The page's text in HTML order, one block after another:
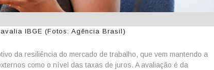
IBGE (Fotos: Agência Brasil)
da resiliência do mercado de trabalho, que vem mantendo a
como o nível das taxas de juros. A avaliação é da